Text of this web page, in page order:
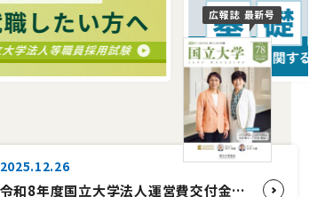
2025.12.26
令和8年度国立大学法人運営費交付金予算について【国立大学協会会長コメント】
広報誌 最新号